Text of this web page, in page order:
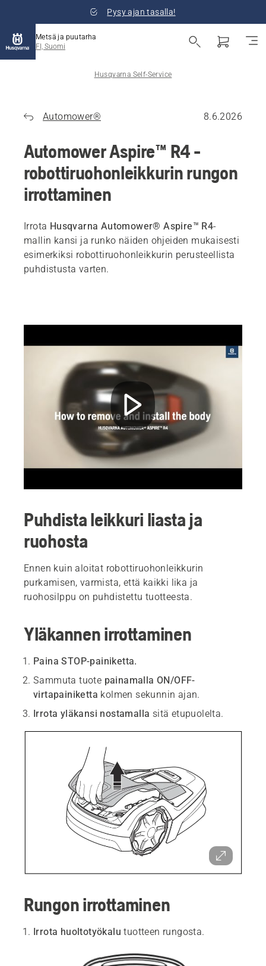
Pysy ajan tasalla!
Metsä ja puutarha
FI, Suomi
Husqvarna Self-Service
Automower® 8.6.2026
Automower Aspire™ R4 -
robottiruohonleikkurin rungon
irrottaminen
Irrota Husqvarna Automower® Aspire™ R4-
mallin kansi ja runko näiden ohjeiden mukaisesti
esimerkiksi robottiruohonleikkurin perusteellista
puhdistusta varten.
Puhdista leikkuri liasta ja
ruohosta
Ennen kuin aloitat robottiruohonleikkurin
purkamisen, varmista, että kaikki lika ja
ruohosilppu on puhdistettu tuotteesta.
Yläkannen irrottaminen
Paina STOP-painiketta.
Sammuta tuote painamalla ON/OFF-
virtapainiketta kolmen sekunnin ajan.
Irrota yläkansi nostamalla sitä etupuolelta.
Rungon irrottaminen
Irrota huoltotyökalu tuotteen rungosta.